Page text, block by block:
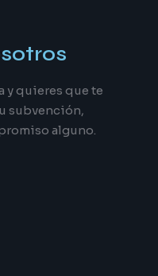
y quieres que te
subvención,
alguno.